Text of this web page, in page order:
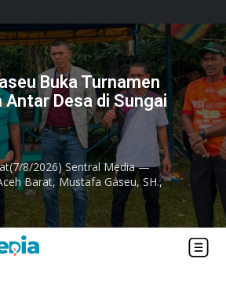
Buka Turnamen
Antar Desa di Sungai
8/2026) Sentral Media —
Barat, Mustafa Gaseu, SH.,